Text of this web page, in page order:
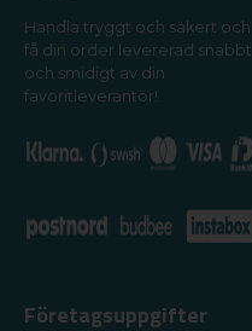
Handla tryggt och säkert och
få din order levererad snabbt
och smidigt av din
favoritleverantör!
Företagsuppgifter